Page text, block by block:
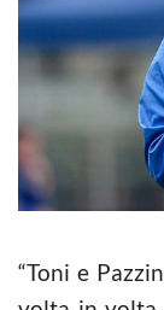
“Toni e